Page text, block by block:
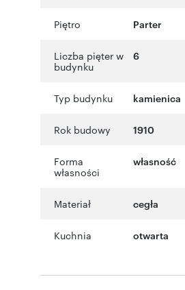
Piętro Parter
Liczba pięter w
budynku
6
Typ budynku kamienica
Rok budowy 1910
Forma
własności
własność
Materiał cegła
Kuchnia otwarta